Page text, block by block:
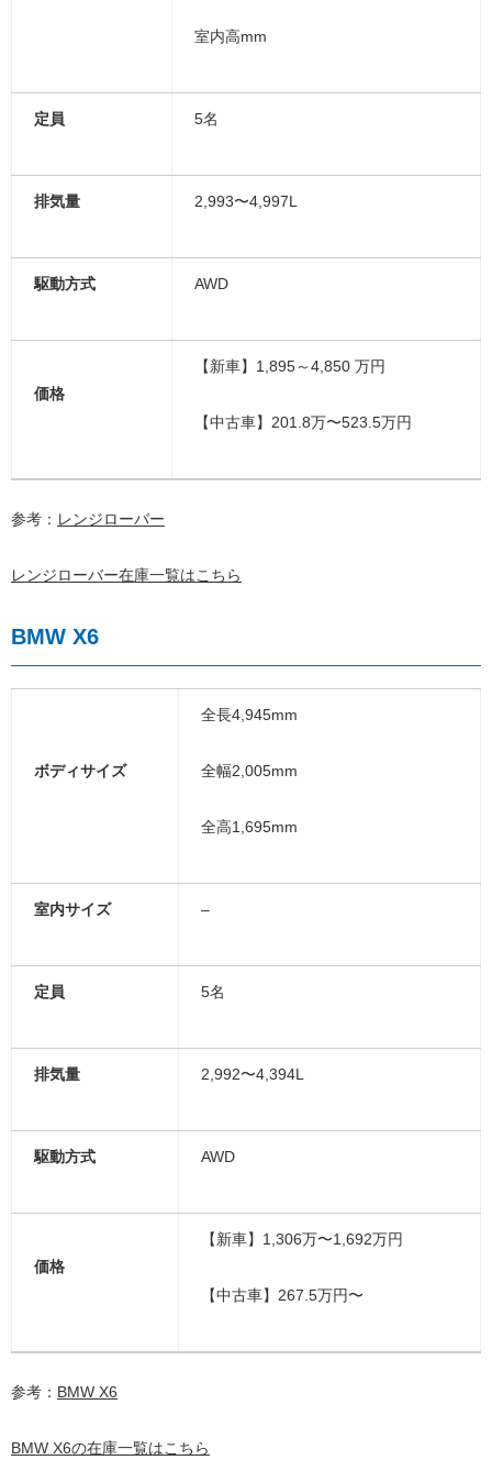
室内高mm
定員 5名
排気量 2,993〜4,997L
駆動方式 AWD
価格
【新車】1,895～4,850 万円
【中古車】201.8万〜523.5万円
参考： レンジローバー
レンジローバー在庫一覧はこちら
BMW X6
ボディサイズ
全長4,945mm
全幅2,005mm
全高1,695mm
室内サイズ –
定員 5名
排気量 2,992〜4,394L
駆動方式 AWD
価格
【新車】1,306万〜1,692万円
【中古車】267.5万円〜
参考： BMW X6
BMW X6の在庫一覧はこちら